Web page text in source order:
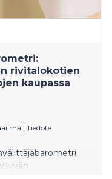
rivitalokotien
kaupassa
| Tiedote